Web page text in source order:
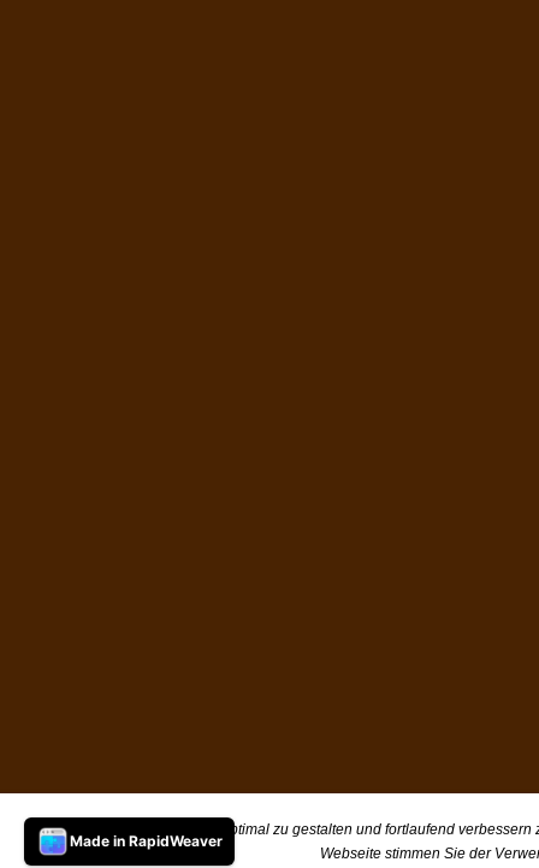
Um unsere Webseite für Sie optimal zu gestalten und fortlaufend
Webseite stimmen Sie der
Made in RapidWeaver